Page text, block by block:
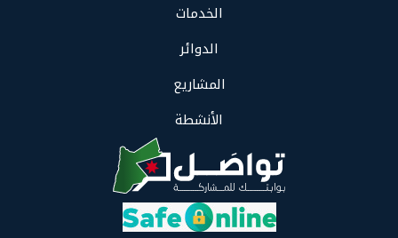
الخدمات
الدوائر
المشاريع
الأنشطة